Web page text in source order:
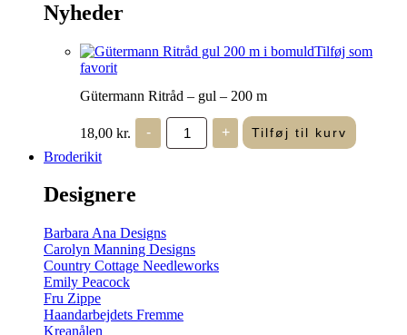
Nyheder
Tilføj som
favorit
Gütermann Ritråd – gul – 200 m
18,00 kr. -
Gütermann
Ritråd
-
+ Tilføj til kurv
Broderikit
Designere
Barbara Ana Designs
Carolyn Manning Designs
Country Cottage Needleworks
Emily Peacock
Fru Zippe
Haandarbejdets Fremme
Kreanålen